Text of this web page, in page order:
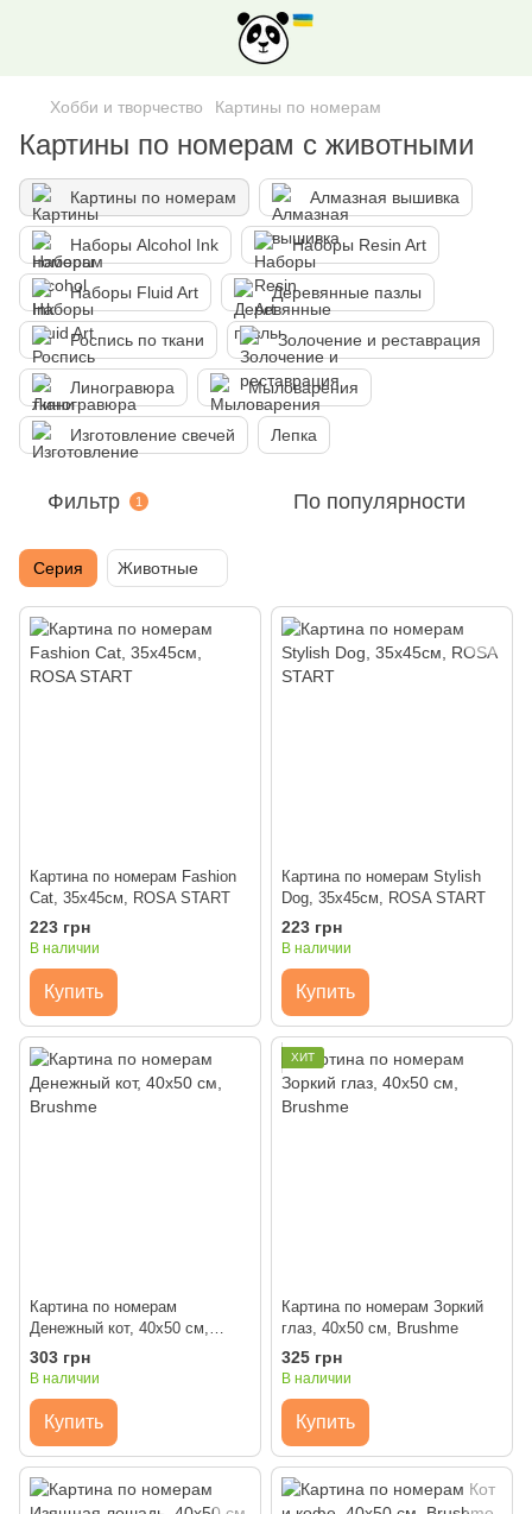
Хобби и творчество Картины по номерам
Картины по номерам с животными
Картины по номерам Алмазная вышивка
Наборы Alcohol Ink Наборы Resin Art
Наборы Fluid Art Деревянные пазлы
Роспись по ткани Золочение и реставрация
Линогравюра Мыловарения
Изготовление свечей Лепка
Фильтр 1 По популярности
Серия Животные
Картина по номерам Fashion
Cat, 35х45см, ROSA START
223 грн
В наличии
Купить
Картина по номерам Stylish
Dog, 35х45см, ROSA START
223 грн
В наличии
Купить
Картина по номерам
Денежный кот, 40x50 см,
Brushme
303 грн
В наличии
Купить
ХИТ
Картина по номерам Зоркий
глаз, 40x50 см, Brushme
325 грн
В наличии
Купить